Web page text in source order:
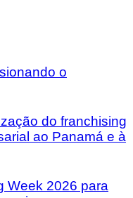
o
do franchising
ao Panamá e à
Week 2026 para